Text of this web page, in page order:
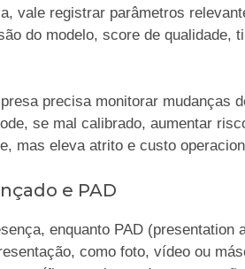
vale registrar parâmetros
do modelo, score de qualidade,
precisa monitorar mudanças
se mal calibrado, aumentar
mas eleva atrito e custo
e PAD
enquanto PAD (presentation
como foto, vídeo ou